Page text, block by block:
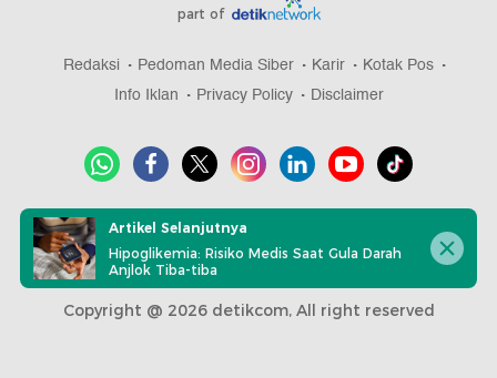
part of
Redaksi Pedoman Media Siber Karir
Kotak Pos
Info Iklan
Privacy Policy Disclaimer
Copyright @ 2026 detikcom, All right reserved
Artikel Selanjutnya
Hipoglikemia: Risiko Medis Saat Gula Darah
Anjlok Tiba-tiba